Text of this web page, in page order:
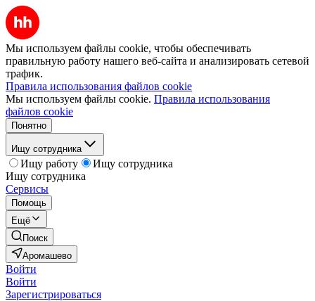
Мы используем файлы cookie, чтобы обеспечивать
правильную работу нашего веб-сайта и анализировать сетевой
трафик.
Правила использования файлов cookie
Мы используем файлы cookie. Правила использования
файлов cookie
Понятно
Ищу сотрудника
Ищу работу
Ищу сотрудника
Ищу сотрудника
Сервисы
Помощь
Ещё
Поиск
Аромашево
Войти
Войти
Зарегистрироваться